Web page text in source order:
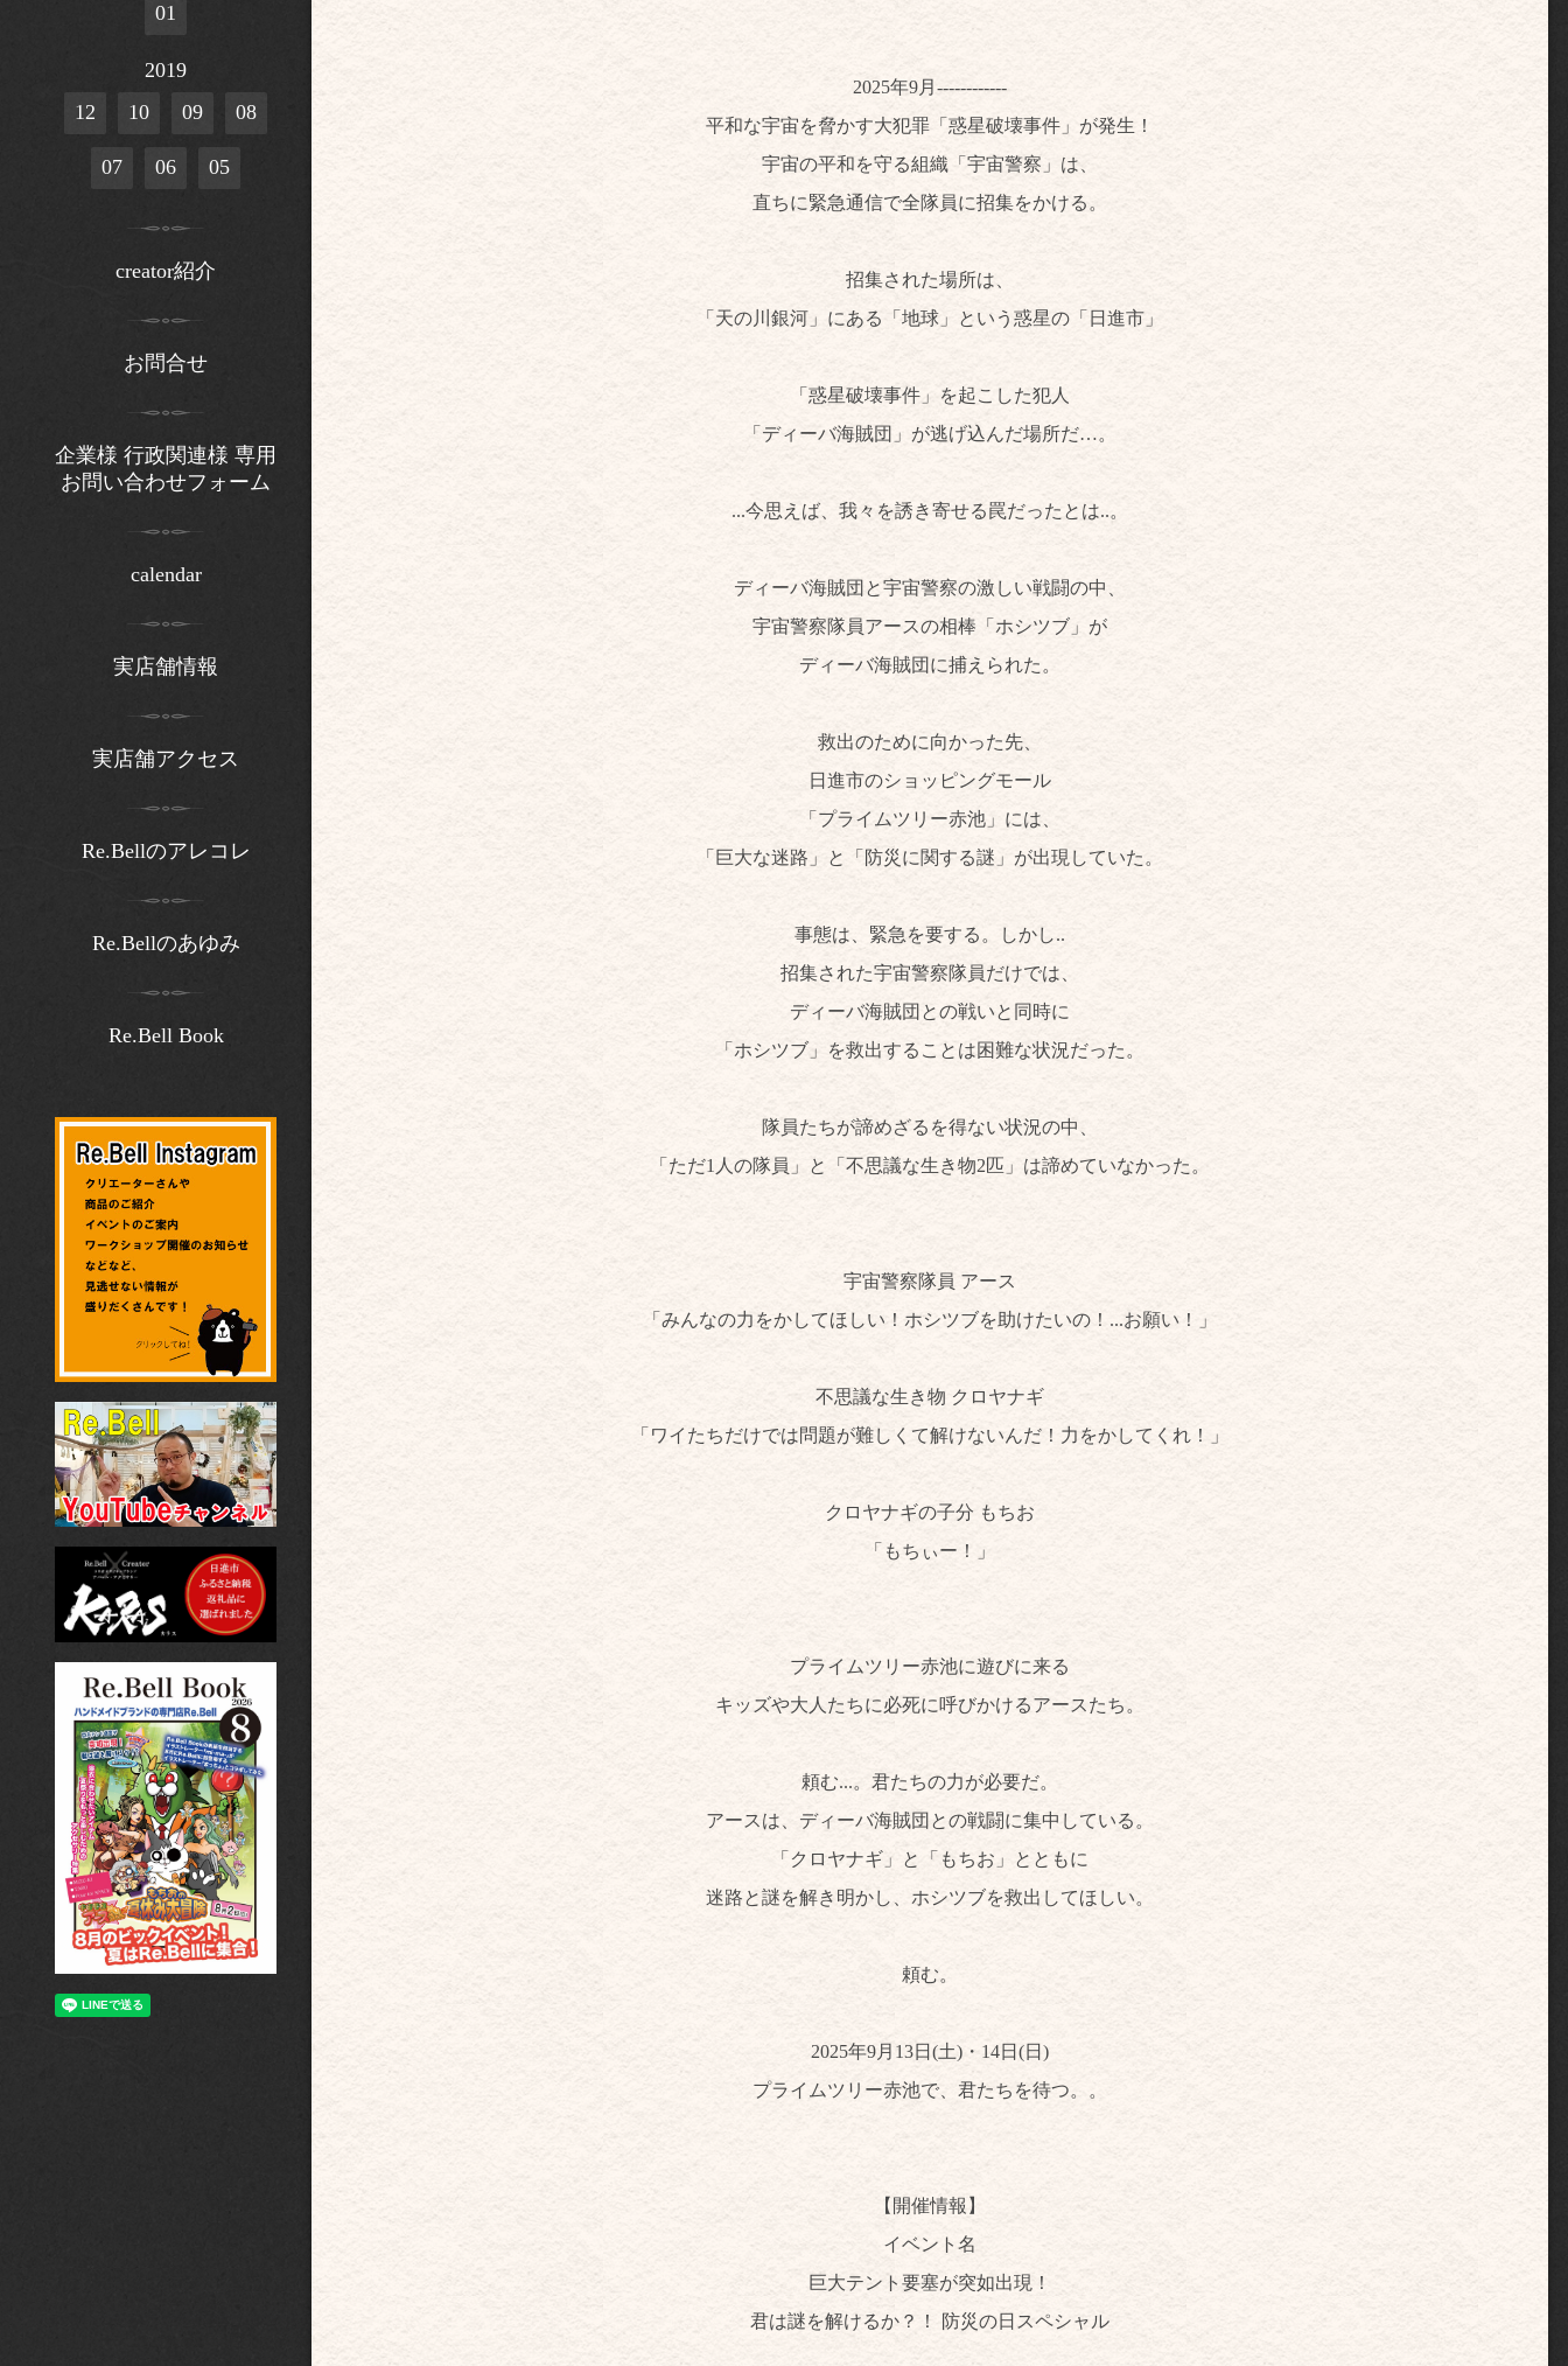
2025年9月------------
平和な宇宙を脅かす大犯罪「惑星破壊事件」が発生！
宇宙の平和を守る組織「宇宙警察」は、
直ちに緊急通信で全隊員に招集をかける。
招集された場所は、
「天の川銀河」にある「地球」という惑星の「日進市」
「惑星破壊事件」を起こした犯人
「ディーバ海賊団」が逃げ込んだ場所だ…。
...今思えば、我々を誘き寄せる罠だったとは..。
ディーバ海賊団と宇宙警察の激しい戦闘の中、
宇宙警察隊員アースの相棒「ホシツブ」が
ディーバ海賊団に捕えられた。
救出のために向かった先、
日進市のショッピングモール
「プライムツリー赤池」には、
「巨大な迷路」と「防災に関する謎」が出現していた。
事態は、緊急を要する。しかし..
招集された宇宙警察隊員だけでは、
ディーバ海賊団との戦いと同時に
「ホシツブ」を救出することは困難な状況だった。
隊員たちが諦めざるを得ない状況の中、
「ただ1人の隊員」と「不思議な生き物2匹」は諦めていなかった。
宇宙警察隊員 アース
「みんなの力をかしてほしい！ホシツブを助けたいの！...お願い！」
不思議な生き物 クロヤナギ
「ワイたちだけでは問題が難しくて解けないんだ！力をかしてくれ！」
クロヤナギの子分 もちお
「もちぃー！」
プライムツリー赤池に遊びに来る
キッズや大人たちに必死に呼びかけるアースたち。
頼む...。君たちの力が必要だ。
アースは、ディーバ海賊団との戦闘に集中している。
「クロヤナギ」と「もちお」とともに
迷路と謎を解き明かし、ホシツブを救出してほしい。
頼む。
2025年9月13日(土)・14日(日)
プライムツリー赤池で、君たちを待つ。。
【開催情報】
イベント名
巨大テント要塞が突如出現！
君は謎を解けるか？！ 防災の日スペシャル
01
2019
12
10 09 08
07 06 05
creator紹介
お問合せ
企業様 行政関連様 専用
お問い合わせフォーム
calendar
実店舗情報
実店舗アクセス
Re.Bellのアレコレ
Re.Bellのあゆみ
Re.Bell Book